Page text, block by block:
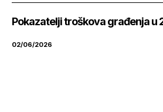
Pokazatelji troškova građenja u
02/06/2026